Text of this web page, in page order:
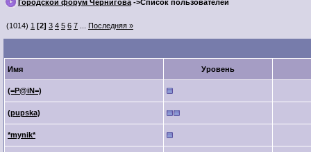
Городской форум Чернигова ->Список пользователей
(1014) 1 [2] 3 4 5 6 7 Последняя »
Имя Уровень
(=P@iN=)
(pupska)
*mynik*